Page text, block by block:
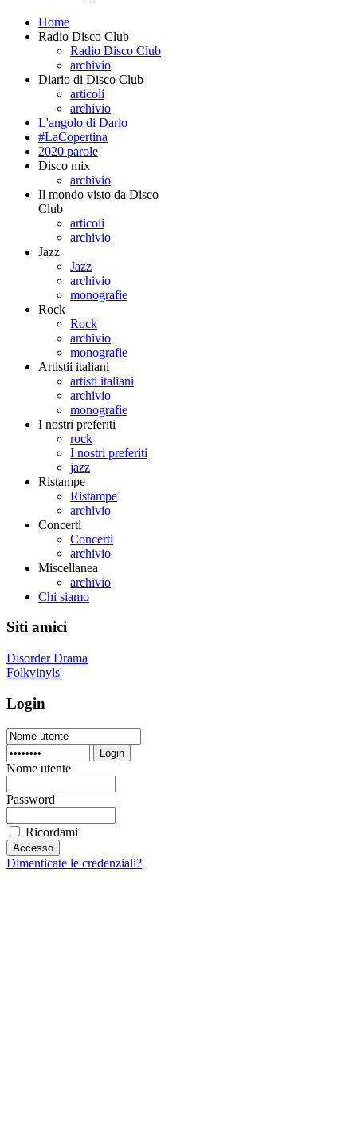
Home
Radio Disco Club
Radio Disco Club
archivio
Diario di Disco Club
articoli
archivio
L'angolo di Dario
#LaCopertina
2020 parole
Disco mix
archivio
Il mondo visto da Disco
Club
articoli
archivio
Jazz
Jazz
archivio
monografie
Rock
Rock
archivio
monografie
Artistii italiani
artisti italiani
archivio
monografie
I nostri preferiti
rock
I nostri preferiti
jazz
Ristampe
Ristampe
archivio
Concerti
Concerti
archivio
Miscellanea
archivio
Chi siamo
Siti amici
Disorder Drama
Folkvinyls
Login
Login
Nome utente
Password
Ricordami
Dimenticate le credenziali?